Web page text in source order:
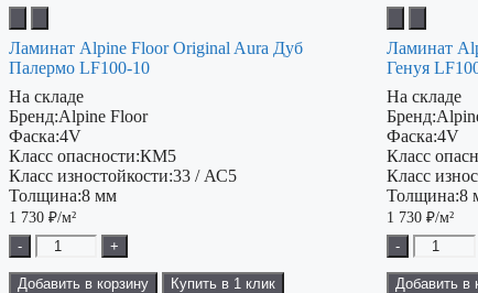
Ламинат Alpine Floor Original Aura Дуб
Палермо LF100-10
На складе
Бренд:Alpine Floor
Фаска:4V
Класс опасности:КМ5
Класс изностойкости:33 / АС5
Толщина:8 мм
1 730 ₽/м²
-
+
Добавить в корзину Купить в 1 клик
Ламинат
Генуя
На складе
Бренд:
Фаска:4V
Класс
Класс
Толщина:8
1 730₽/м²
-
Добавить в